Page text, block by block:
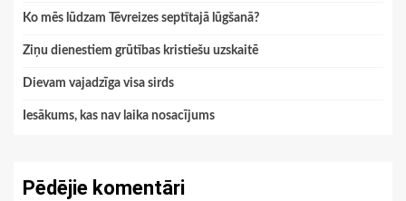
Ko mēs lūdzam Tēvreizes septītajā lūgšanā?
Ziņu dienestiem grūtības kristiešu uzskaitē
Dievam vajadzīga visa sirds
Iesākums, kas nav laika nosacījums
Pēdējie komentāri